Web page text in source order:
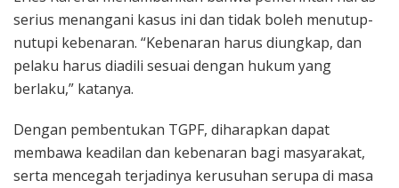
serius menangani kasus ini dan tidak boleh menutup-
nutupi kebenaran. “Kebenaran harus diungkap, dan
pelaku harus diadili sesuai dengan hukum yang
berlaku,” katanya.
Dengan pembentukan TGPF, diharapkan dapat
membawa keadilan dan kebenaran bagi masyarakat,
serta mencegah terjadinya kerusuhan serupa di masa